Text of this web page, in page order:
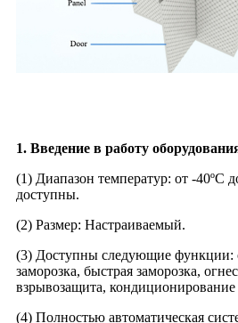
1. Введение в работу
(1) Диапазон температур: от -40ºC
доступны.
(2) Размер: Настраиваемый.
(3) Доступны следующие функции:
заморозка, быстрая заморозка,
взрывозащита, кондиционирование
(4) Полностью автоматическая